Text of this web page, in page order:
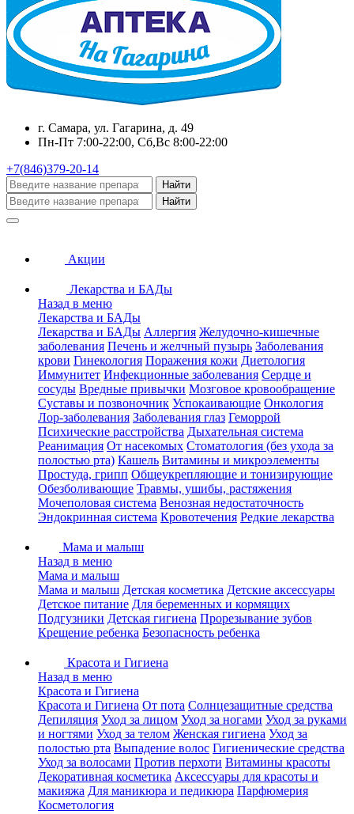
г. Самара, ул. Гагарина, д. 49
Пн-Пт 7:00-22:00, Сб,Вс 8:00-22:00
+7(846)379-20-14
Найти
Найти
Акции
Лекарства и БАДы
Назад в меню
Лекарства и БАДы
Лекарства и БАДы Аллергия Желудочно-кишечные
заболевания Печень и желчный пузырь Заболевания
крови Гинекология Поражения кожи Диетология
Иммунитет Инфекционные заболевания Сердце и
сосуды Вредные привычки Мозговое кровообращение
Суставы и позвоночник Успокаивающие Онкология
Лор-заболевания Заболевания глаз Геморрой
Психические расстройства Дыхательная система
Реанимация От насекомых Стоматология (без ухода за
полостью рта) Кашель Витамины и микроэлементы
Простуда, грипп Общеукрепляющие и тонизирующие
Обезболивающие Травмы, ушибы, растяжения
Мочеполовая система Венозная недостаточность
Эндокринная система Кровотечения Редкие лекарства
Мама и малыш
Назад в меню
Мама и малыш
Мама и малыш Детская косметика Детские аксессуары
Детское питание Для беременных и кормящих
Подгузники Детская гигиена Прорезывание зубов
Крещение ребенка Безопасность ребенка
Красота и Гигиена
Назад в меню
Красота и Гигиена
Красота и Гигиена От пота Солнцезащитные средства
Депиляция Уход за лицом Уход за ногами Уход за руками
и ногтями Уход за телом Женская гигиена Уход за
полостью рта Выпадение волос Гигиенические средства
Уход за волосами Против перхоти Витамины красоты
Декоративная косметика Аксессуары для красоты и
макияжа Для маникюра и педикюра Парфюмерия
Косметология